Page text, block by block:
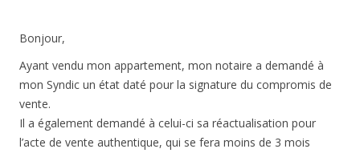
Bonjour,
Ayant vendu mon appartement, mon notaire a demandé à
mon Syndic un état daté pour la signature du compromis de
vente.
Il a également demandé à celui-ci sa réactualisation pour
l’acte de vente authentique, qui se fera moins de 3 mois